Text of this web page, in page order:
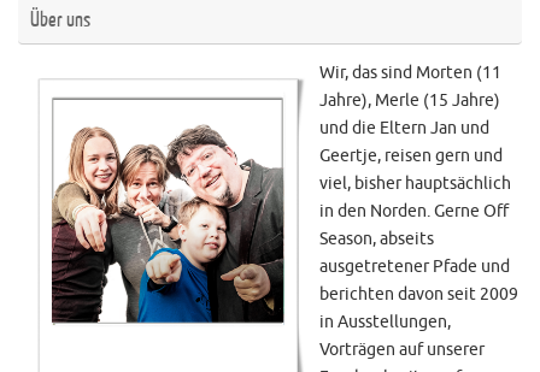
Über uns
Wir, das sind Morten (11
Jahre), Merle (15 Jahre)
und die Eltern Jan und
Geertje, reisen gern und
viel, bisher hauptsächlich
in den Norden. Gerne Off
Season, abseits
ausgetretener Pfade und
berichten davon seit 2009
in Ausstellungen,
Vorträgen auf unserer